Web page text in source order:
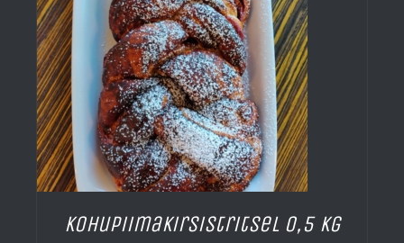
Kohupiimakirsistritsel 0,5 kg